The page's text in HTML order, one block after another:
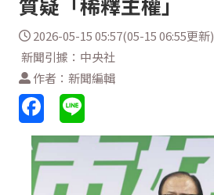
2026-05-15 05:57(05-15 06:55更新)
新聞引據：中央社
作者：新聞編輯